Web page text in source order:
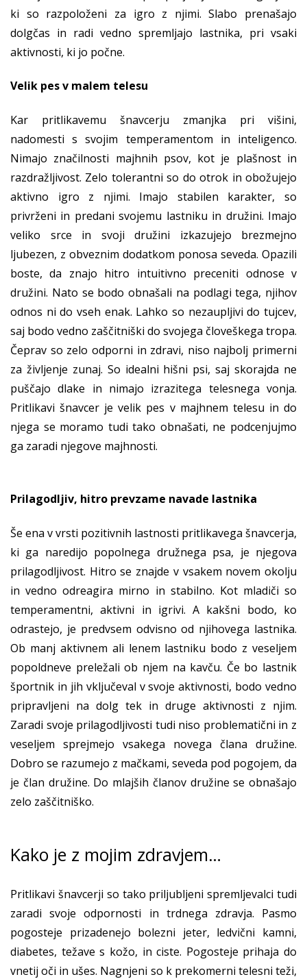
ki so razpoloženi za igro z njimi. Slabo prenašajo
dolgčas in radi vedno spremljajo lastnika, pri vsaki
aktivnosti, ki jo počne.
Velik pes v malem telesu
Kar pritlikavemu šnavcerju zmanjka pri višini,
nadomesti s svojim temperamentom in inteligenco.
Nimajo značilnosti majhnih psov, kot je plašnost in
razdražljivost. Zelo tolerantni so do otrok in obožujejo
aktivno igro z njimi. Imajo stabilen karakter, so
privrženi in predani svojemu lastniku in družini. Imajo
veliko srce in svoji družini izkazujejo brezmejno
ljubezen, z obveznim dodatkom ponosa seveda. Opazili
boste, da znajo hitro intuitivno preceniti odnose v
družini. Nato se bodo obnašali na podlagi tega, njihov
odnos ni do vseh enak. Lahko so nezaupljivi do tujcev,
saj bodo vedno zaščitniški do svojega človeškega tropa.
Čeprav so zelo odporni in zdravi, niso najbolj primerni
za življenje zunaj. So idealni hišni psi, saj skorajda ne
puščajo dlake in nimajo izrazitega telesnega vonja.
Pritlikavi šnavcer je velik pes v majhnem telesu in do
njega se moramo tudi tako obnašati, ne podcenjujmo
ga zaradi njegove majhnosti.
Prilagodljiv, hitro prevzame navade lastnika
Še ena v vrsti pozitivnih lastnosti pritlikavega šnavcerja,
ki ga naredijo popolnega družnega psa, je njegova
prilagodljivost. Hitro se znajde v vsakem novem okolju
in vedno odreagira mirno in stabilno. Kot mladiči so
temperamentni, aktivni in igrivi. A kakšni bodo, ko
odrastejo, je predvsem odvisno od njihovega lastnika.
Ob manj aktivnem ali lenem lastniku bodo z veseljem
popoldneve preležali ob njem na kavču. Če bo lastnik
športnik in jih vključeval v svoje aktivnosti, bodo vedno
pripravljeni na dolg tek in druge aktivnosti z njim.
Zaradi svoje prilagodljivosti tudi niso problematični in z
veseljem sprejmejo vsakega novega člana družine.
Dobro se razumejo z mačkami, seveda pod pogojem, da
je član družine. Do mlajših članov družine se obnašajo
zelo zaščitniško.
Kako je z mojim zdravjem…
Pritlikavi šnavcerji so tako priljubljeni spremljevalci tudi
zaradi svoje odpornosti in trdnega zdravja. Pasmo
pogosteje prizadenejo bolezni jeter, ledvični kamni,
diabetes, težave s kožo, in ciste. Pogosteje prihaja do
vnetij oči in ušes. Nagnjeni so k prekomerni telesni teži,